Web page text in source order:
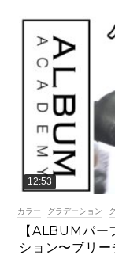
12:53
カラー グラデーション
【ALBUMパー
ション〜ブリ